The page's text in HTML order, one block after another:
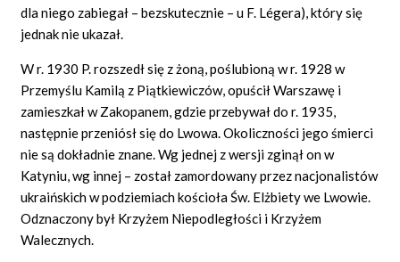
dla niego zabiegał – bezskutecznie – u F. Légera), który się
jednak nie ukazał.
W r. 1930 P. rozszedł się z żoną, poślubioną w r. 1928 w
Przemyślu Kamilą z Piątkiewiczów, opuścił Warszawę i
zamieszkał w Zakopanem, gdzie przebywał do r. 1935,
następnie przeniósł się do Lwowa. Okoliczności jego śmierci
nie są dokładnie znane. Wg jednej z wersji zginął on w
Katyniu, wg innej – został zamordowany przez nacjonalistów
ukraińskich w podziemiach kościoła Św. Elżbiety we Lwowie.
Odznaczony był Krzyżem Niepodległości i Krzyżem
Walecznych.